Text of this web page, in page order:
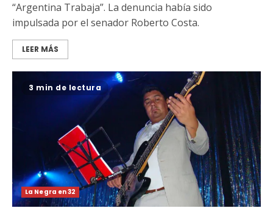
“Argentina Trabaja”. La denuncia había sido
impulsada por el senador Roberto Costa.
LEER MÁS
3 min de lectura
La Negra en 32